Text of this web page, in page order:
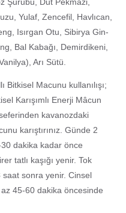
Şurubu, Dut Pekmazi,
Yulaf, Zencefil, Havlıcan,
Isırgan Otu, Sibirya Gin-
Bal Kabağı, Demirdikeni,
Arı Sütü.
Bitkisel Macunu kullanılışı;
Karışımlı Enerji Mâcun
kavanozdaki
karıştırınız. Günde 2
dakika kadar önce
tatlı kaşığı yenir. Tok
sonra yenir. Cinsel
45-60 dakika öncesinde